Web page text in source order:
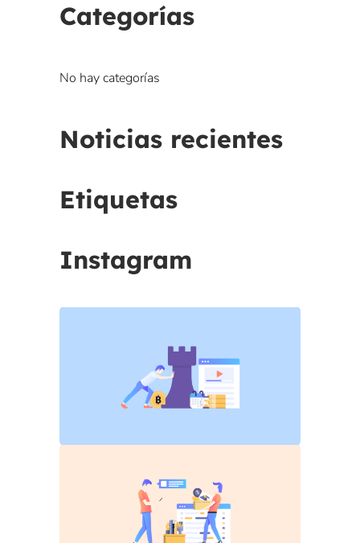
Categorías
No hay categorías
Noticias recientes
Etiquetas
Instagram